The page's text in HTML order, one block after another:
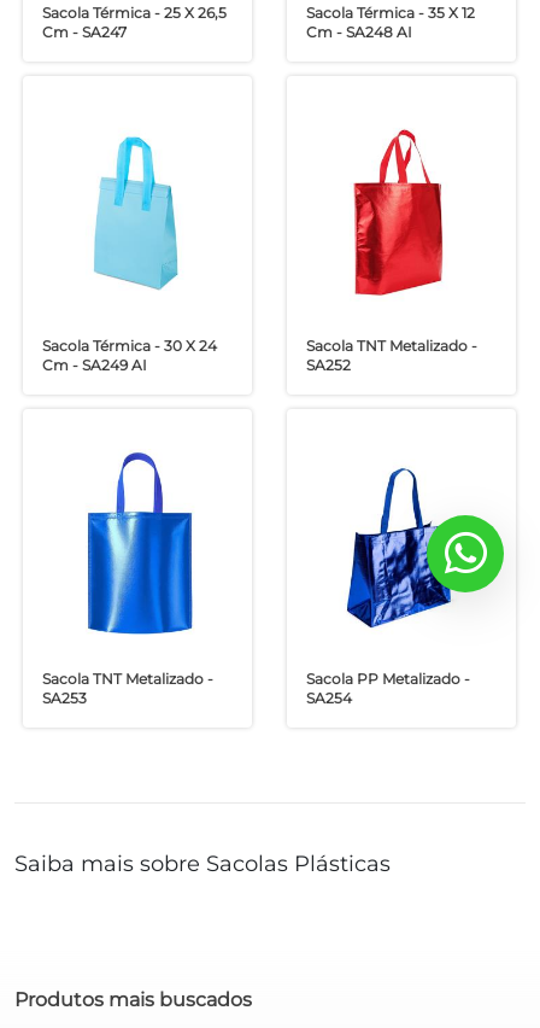
Sacola Térmica - 25 X 26,5
Cm - SA247
Sacola Térmica - 35 X 12
Cm - SA248 AI
Sacola Térmica - 30 X 24
Cm - SA249 AI
Sacola TNT Metalizado -
SA252
Sacola TNT Metalizado -
SA253
Sacola PP Metalizado -
SA254
Saiba mais sobre Sacolas Plásticas
Produtos mais buscados